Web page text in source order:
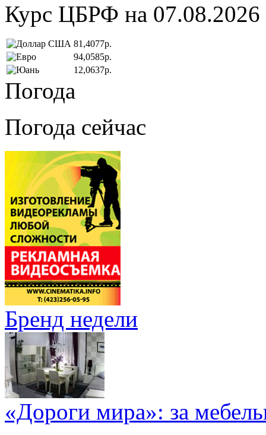
Курс ЦБРФ на 07.08.2026
81,4077р.
94,0585р.
12,0637р.
Погода
Погода сейчас
Бренд недели
«Дороги мира»: за